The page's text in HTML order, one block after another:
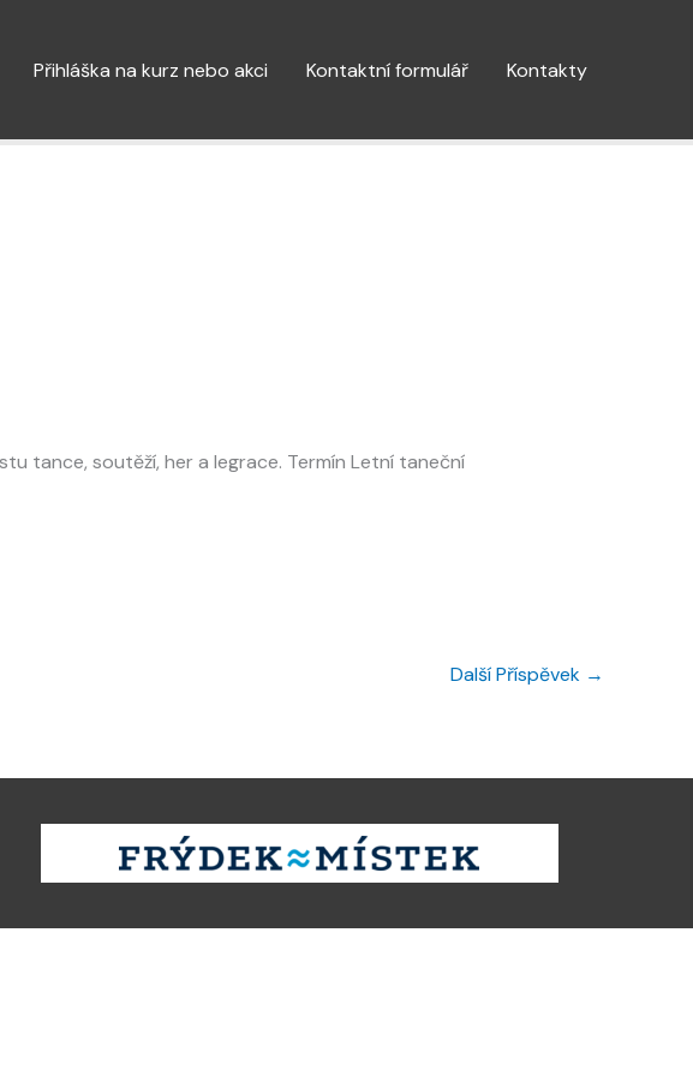
Přihláška na kurz nebo akci Kontaktní formulář Kontakty
tance, soutěží, her a legrace. Termín Letní taneční
Další Příspěvek →